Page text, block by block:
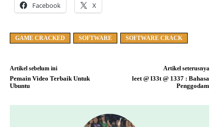
Facebook X
GAME CRACKED SOFTWARE SOFTWARE CRACK
Artikel sebelum ini
Pemain Video Terbaik Untuk
Ubuntu
Artikel seterusnya
leet @ l33t @ 1337 : Bahasa
Penggodam